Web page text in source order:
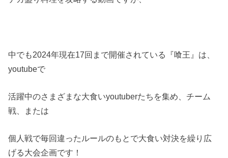
中でも2024年現在17回まで開催されている『喰王』は、
youtubeで
活躍中のさまざまな大食いyoutuberたちを集め、チーム
戦、または
個人戦で毎回違ったルールのもとで大食い対決を繰り広
げる大会企画です！